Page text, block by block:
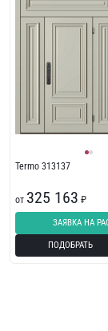
Termo 313137
от 325 163 ₽
ЗАЯВКА НА
ПОДОБРАТЬ